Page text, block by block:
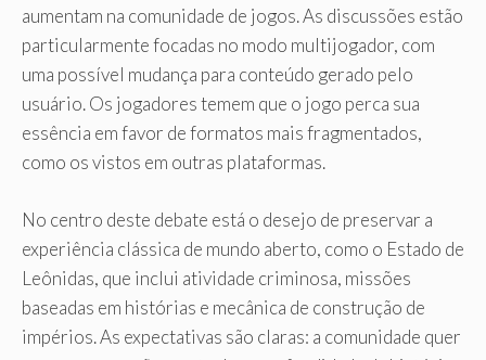
aumentam na comunidade de jogos. As discussões estão
particularmente focadas no modo multijogador, com
uma possível mudança para conteúdo gerado pelo
usuário. Os jogadores temem que o jogo perca sua
essência em favor de formatos mais fragmentados,
como os vistos em outras plataformas.
No centro deste debate está o desejo de preservar a
experiência clássica de mundo aberto, como o Estado de
Leônidas, que inclui atividade criminosa, missões
baseadas em histórias e mecânica de construção de
impérios. As expectativas são claras: a comunidade quer